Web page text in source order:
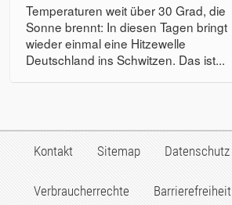
Temperaturen weit über 30 Grad, die
Sonne brennt: In diesen Tagen bringt
wieder einmal eine Hitzewelle
Deutschland ins Schwitzen. Das ist...
Kontakt Sitemap Datenschutz
Verbraucherrechte Barrierefreiheit